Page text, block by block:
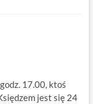
17.00, ktoś
jest się 24